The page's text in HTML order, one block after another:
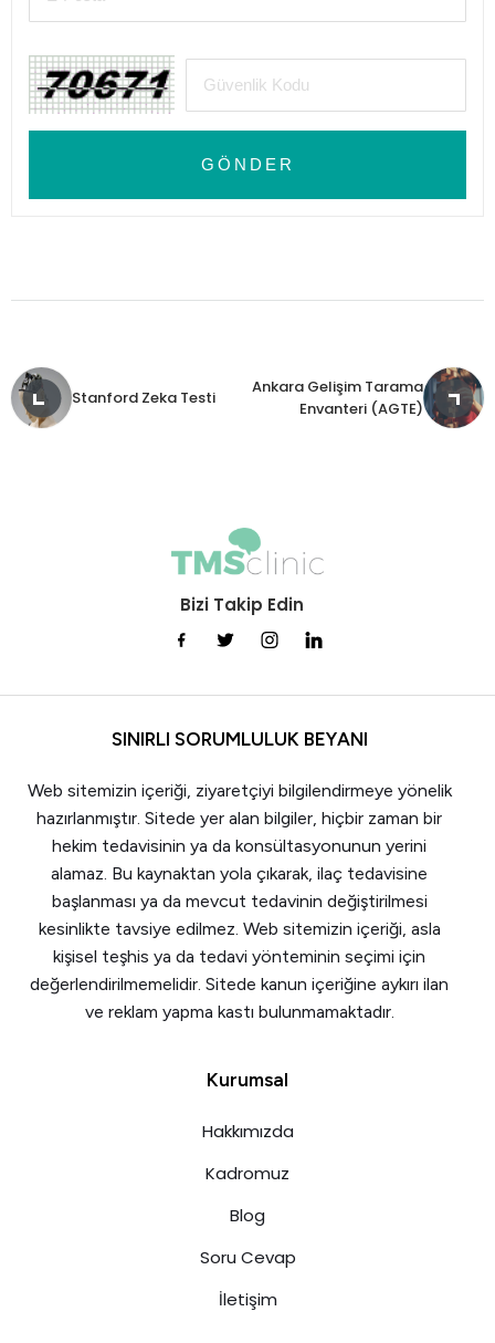
GÖNDER
Stanford Zeka Testi
Ankara Gelişim Tarama
Envanteri (AGTE)
Bizi Takip Edin
SINIRLI SORUMLULUK BEYANI
Web sitemizin içeriği, ziyaretçiyi bilgilendirmeye yönelik
hazırlanmıştır. Sitede yer alan bilgiler, hiçbir zaman bir
hekim tedavisinin ya da konsültasyonunun yerini
alamaz. Bu kaynaktan yola çıkarak, ilaç tedavisine
başlanması ya da mevcut tedavinin değiştirilmesi
kesinlikte tavsiye edilmez. Web sitemizin içeriği, asla
kişisel teşhis ya da tedavi yönteminin seçimi için
değerlendirilmemelidir. Sitede kanun içeriğine aykırı ilan
ve reklam yapma kastı bulunmamaktadır.
Kurumsal
Hakkımızda
Kadromuz
Blog
Soru Cevap
İletişim